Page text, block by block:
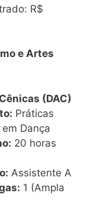
R$
e Artes
(DAC)
Práticas
Dança
20 horas
Assistente A
1 (Ampla